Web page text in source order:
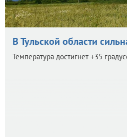
В Тульской области
Температура достигнет +35